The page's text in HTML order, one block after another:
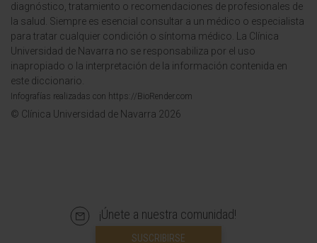
diagnóstico, tratamiento o recomendaciones de profesionales de
la salud. Siempre es esencial consultar a un médico o especialista
para tratar cualquier condición o síntoma médico. La Clínica
Universidad de Navarra no se responsabiliza por el uso
inapropiado o la interpretación de la información contenida en
este diccionario.
Infografías realizadas con https://BioRender.com
© Clínica Universidad de Navarra 2026
¡Únete a nuestra comunidad!
SUSCRIBIRSE